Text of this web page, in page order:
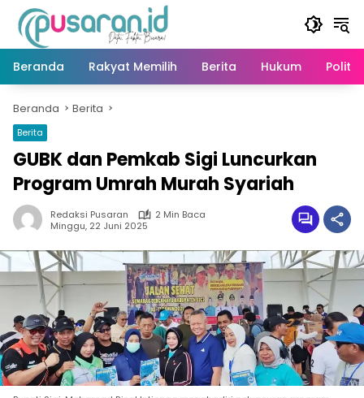
Langsung
konten
Beranda
Rakyat Memilih Berita Hukum Politik
Beranda Berita
Berita
GUBK dan Pemkab Sigi Luncurkan
Program Umrah Murah Syariah
Redaksi Pusaran
2 Min Baca
Minggu, 22 Juni 2025